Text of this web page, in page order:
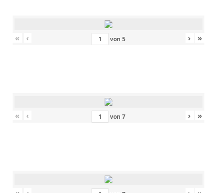
« ‹ von 5 › »
« ‹ von 7 › »